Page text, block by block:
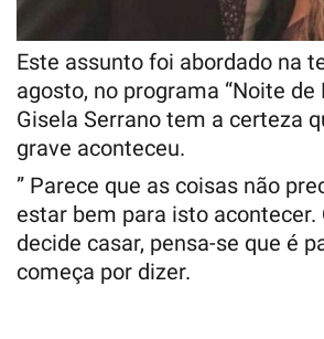
Este assunto foi abordado na
agosto, no programa “Noite de
Gisela Serrano tem a certeza
grave aconteceu.
” Parece que as coisas não
estar bem para isto acontecer.
decide casar, pensa-se que é
começa por dizer.